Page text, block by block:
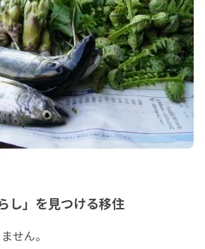
し」を見つける移住
せん。